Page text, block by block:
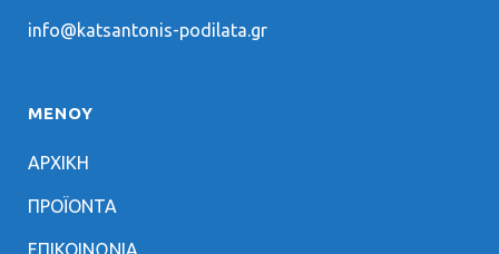
info@katsantonis-podilata.gr
ΜΕΝΟΥ
ΑΡΧΙΚΗ
ΠΡΟΪΟΝΤΑ
ΕΠΙΚΟΙΝΩΝΙΑ